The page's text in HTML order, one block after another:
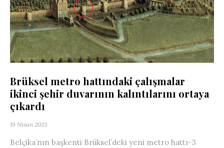
Brüksel metro hattındaki çalışmalar
ikinci şehir duvarının kalıntılarını ortaya
çıkardı
19 Nisan 2023
Belçika’nın başkenti Brüksel’deki yeni metro hattı-3